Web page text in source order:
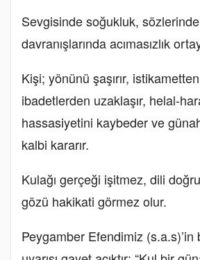
Sevgisinde soğukluk,
davranışlarında acımasızlık
Kişi; yönünü şaşırır, istikametten
ibadetlerden uzaklaşır, helal-
hassasiyetini kaybeder ve
kalbi kararır.
Kulağı gerçeği işitmez, dili
gözü hakikati görmez olur.
Peygamber Efendimiz (s.a.s)’in